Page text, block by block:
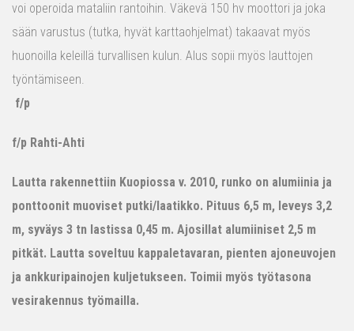
voi operoida mataliin rantoihin. Väkevä 150 hv moottori ja joka
sään varustus (tutka, hyvät karttaohjelmat) takaavat myös
huonoilla keleillä turvallisen kulun. Alus sopii myös lauttojen
työntämiseen.
f/p
f/p Rahti-Ahti
Lautta rakennettiin Kuopiossa v. 2010, runko on alumiinia ja
ponttoonit muoviset putki/laatikko. Pituus 6,5 m, leveys 3,2
m, syväys 3 tn lastissa 0,45 m. Ajosillat alumiiniset 2,5 m
pitkät. Lautta soveltuu kappaletavaran, pienten ajoneuvojen
ja ankkuripainojen kuljetukseen. Toimii myös työtasona
vesirakennus työmailla.